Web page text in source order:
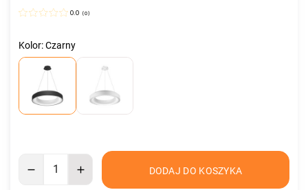
0.0 (0)
Kolor: Czarny
DODAJ DO KOSZYKA